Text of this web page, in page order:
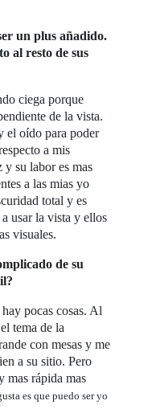
un plus añadido.
al resto de sus
ciega porque
de la vista.
el oído para poder
a mis
y su labor es mas
a las mias yo
total y es
usar la vista y ellos
visuales.
de su
pocas cosas. Al
tema de la
con mesas y me
a su sitio. Pero
mas rápida mas
es que puedo ser yo